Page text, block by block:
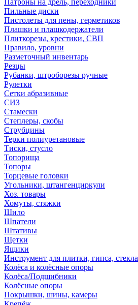
Патроны на дрель, переходники
Пильные диски
Пистолеты для пены, герметиков
Плашки и плашкодержатели
Плиткорезы, крестики, СВП
Правило, уровни
Разметочный инвентарь
Резцы
Рубанки, штроборезы ручные
Рулетки
Сетки абразивные
СИЗ
Стамески
Степлеры, скобы
Струбцины
Терки полиуретановые
Тиски, стусло
Топорища
Топоры
Торцевые головки
Угольники, штангенциркули
Хоз. товары
Хомуты, стяжки
Шило
Шпатели
Штативы
Щетки
Ящики
Инструмент для плитки, гипса, стекла
Колёса и колёсные опоры
Колёса/Подшибники
Колёсные опоры
Покрышки, шины, камеры